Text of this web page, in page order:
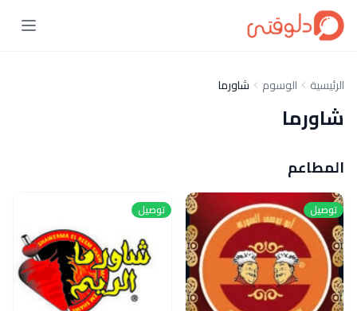
الرئيسية الوسوم شاورما
شاورما
المطاعم
توصيل توصيل